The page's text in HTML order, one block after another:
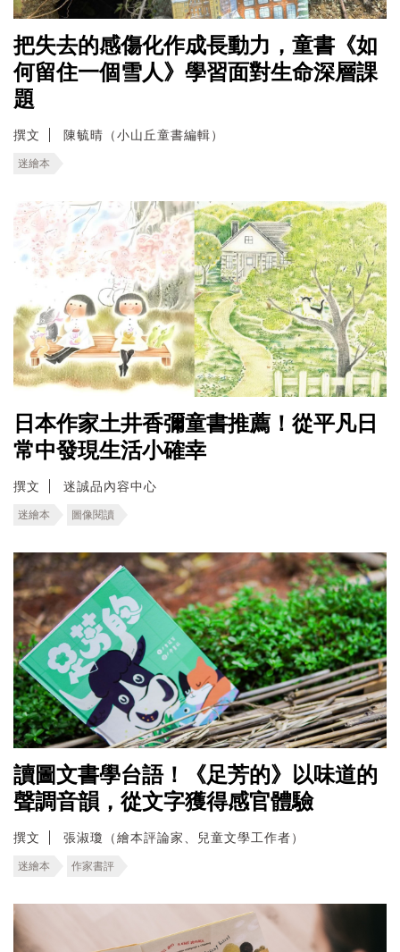
把失去的感傷化作成長動力，童書《如
何留住一個雪人》學習面對生命深層課
題
撰文 陳毓晴（小山丘童書編輯）
迷繪本
日本作家土井香彌童書推薦！從平凡日
常中發現生活小確幸
撰文 迷誠品內容中心
迷繪本 圖像閱讀
讀圖文書學台語！《足芳的》以味道的
聲調音韻，從文字獲得感官體驗
撰文 張淑瓊（繪本評論家、兒童文學工作者）
迷繪本 作家書評